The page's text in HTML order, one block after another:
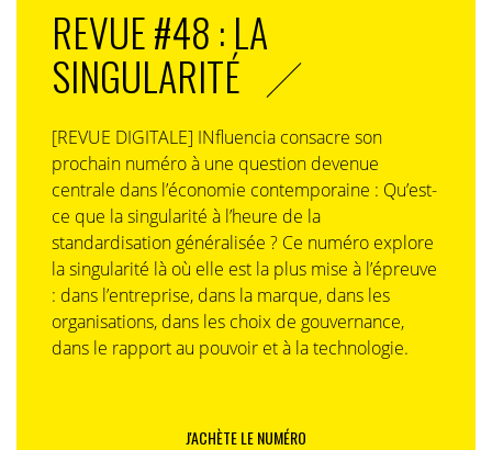
REVUE #48 : LA
SINGULARITÉ
[REVUE DIGITALE] INfluencia consacre son
prochain numéro à une question devenue
centrale dans l’économie contemporaine : Qu’est-
ce que la singularité à l’heure de la
standardisation généralisée ? Ce numéro explore
la singularité là où elle est la plus mise à l’épreuve
: dans l’entreprise, dans la marque, dans les
organisations, dans les choix de gouvernance,
dans le rapport au pouvoir et à la technologie.
J'ACHÈTE LE NUMÉRO